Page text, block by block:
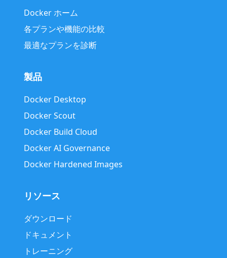
Docker ホーム
各プランや機能の比較
最適なプランを診断
製品
Docker Desktop
Docker Scout
Docker Build Cloud
Docker AI Governance
Docker Hardened Images
リソース
ダウンロード
ドキュメント
トレーニング